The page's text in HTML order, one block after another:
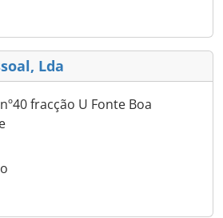
Lda
fracção U Fonte Boa